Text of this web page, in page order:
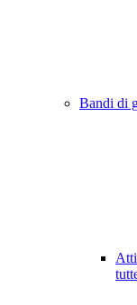
Bandi di